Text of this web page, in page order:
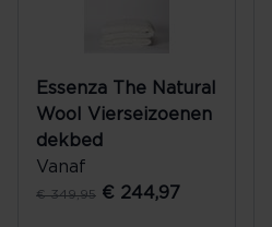
Essenza The Natural
Wool Vierseizoenen
dekbed
Vanaf
€ 349,95 € 244,97